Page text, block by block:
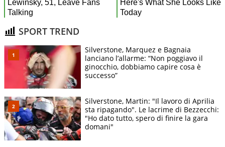
SPORT TREND
Silverstone, Marquez e Bagnaia
lanciano l’allarme: “Non poggiavo il
ginocchio, dobbiamo capire cosa è
successo”
Silverstone, Martin: "Il lavoro di Aprilia
sta ripagando". Le lacrime di Bezzecchi:
"Ho dato tutto, spero di finire la gara
domani"